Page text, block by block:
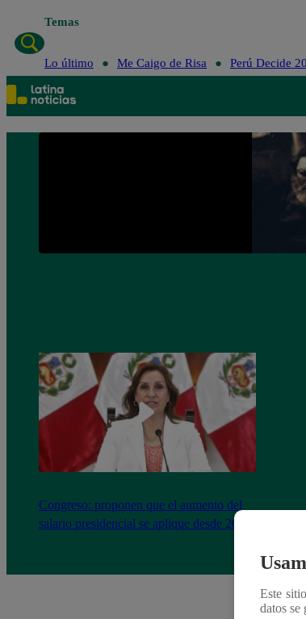
Temas
Lo último Me Caigo de Risa Perú Decide
Congreso: proponen que el aumento del
salario presidencial se aplique desde 2026
Este
datos se